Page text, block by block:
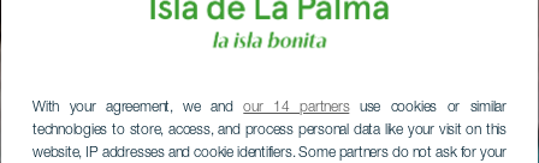
With your agreement, we andour 14 partnersuse cookies or similar
technologies to store, access, and process personal data like your visit on this
website, IP addresses and cookie identifiers. Some partners do not ask for your